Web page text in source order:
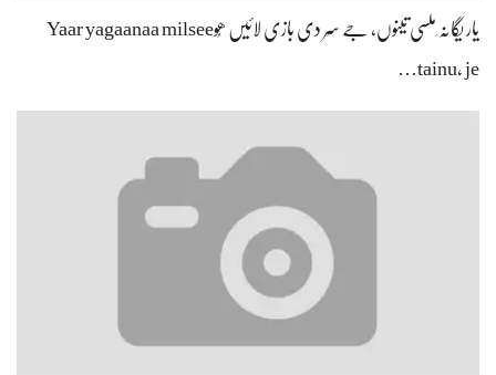
یار یگانہ ِملسی تینوں، جے سِر دی بازی لائیں ھُوYaar yagaanaa milsee
tainu, je…